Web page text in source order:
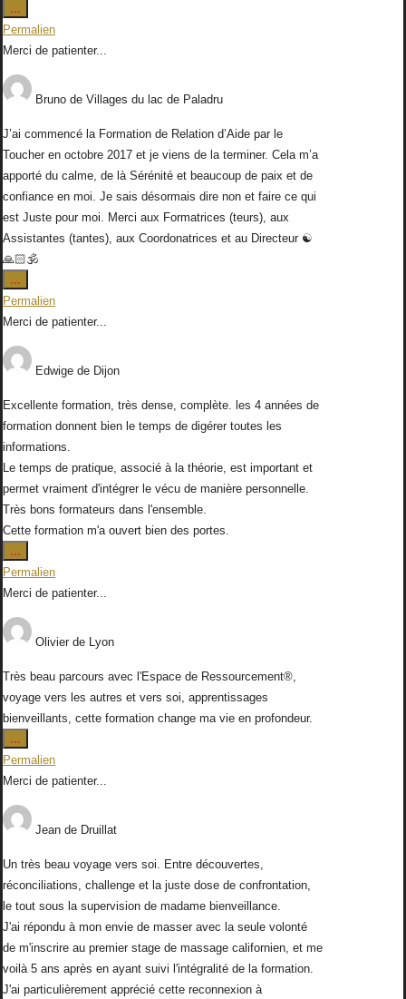
...
cette
boîte
méta.
Permalien
Merci de patienter...
Bruno de Villages du lac de Paladru
J’ai commencé la Formation de Relation d’Aide par le
Toucher en octobre 2017 et je viens de la terminer. Cela m’a
apporté du calme, de là Sérénité et beaucoup de paix et de
confiance en moi. Je sais désormais dire non et faire ce qui
est Juste pour moi. Merci aux Formatrices (teurs), aux
Assistantes (tantes), aux Coordonatrices et au Directeur ☯️
🙏🏻🕉
...
cette
boîte
méta.
Permalien
Merci de patienter...
Edwige de Dijon
Excellente formation, très dense, complète. les 4 années de
formation donnent bien le temps de digérer toutes les
informations.
Le temps de pratique, associé à la théorie, est important et
permet vraiment d'intégrer le vécu de manière personnelle.
Très bons formateurs dans l'ensemble.
Cette formation m'a ouvert bien des portes.
...
cette
boîte
méta.
Permalien
Merci de patienter...
Olivier de Lyon
Très beau parcours avec l'Espace de Ressourcement®,
voyage vers les autres et vers soi, apprentissages
bienveillants, cette formation change ma vie en profondeur.
...
cette
boîte
méta.
Permalien
Merci de patienter...
Jean de Druillat
Un très beau voyage vers soi. Entre découvertes,
réconciliations, challenge et la juste dose de confrontation,
le tout sous la supervision de madame bienveillance.
J'ai répondu à mon envie de masser avec la seule volonté
de m'inscrire au premier stage de massage californien, et me
voilà 5 ans après en ayant suivi l'intégralité de la formation.
J'ai particulièrement apprécié cette reconnexion à